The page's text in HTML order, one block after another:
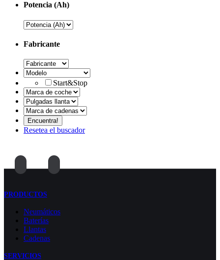
Potencia (Ah)
Fabricante
Start&Stop
Resetea el buscador
PRODUCTOS
Neumáticos
Baterías
Llantas
Cadenas
SERVICIOS